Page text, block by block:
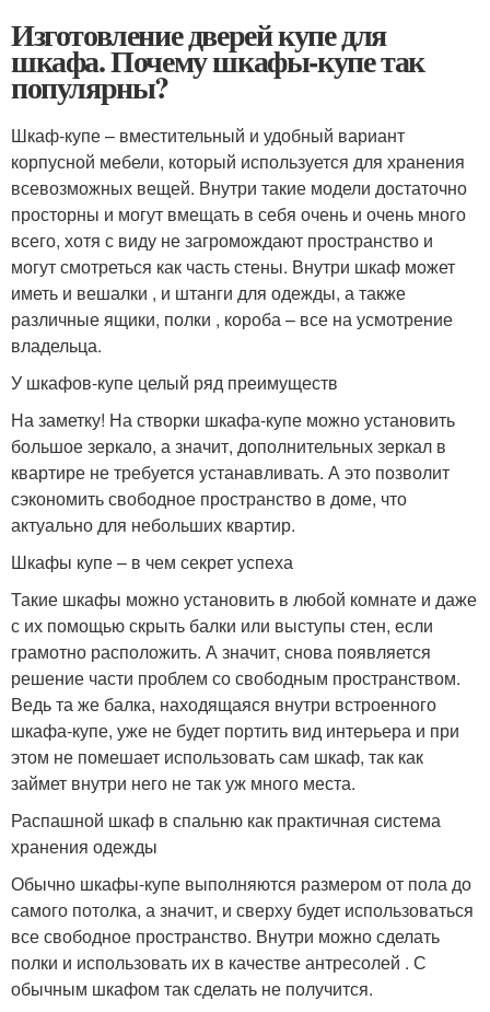
Изготовление дверей купе для
шкафа. Почему шкафы-купе так
популярны?
Шкаф-купе – вместительный и удобный вариант
корпусной мебели, который используется для хранения
всевозможных вещей. Внутри такие модели достаточно
просторны и могут вмещать в себя очень и очень много
всего, хотя с виду не загромождают пространство и
могут смотреться как часть стены. Внутри шкаф может
иметь и вешалки , и штанги для одежды, а также
различные ящики, полки , короба – все на усмотрение
владельца.
У шкафов-купе целый ряд преимуществ
На заметку! На створки шкафа-купе можно установить
большое зеркало, а значит, дополнительных зеркал в
квартире не требуется устанавливать. А это позволит
сэкономить свободное пространство в доме, что
актуально для небольших квартир.
Шкафы купе – в чем секрет успеха
Такие шкафы можно установить в любой комнате и даже
с их помощью скрыть балки или выступы стен, если
грамотно расположить. А значит, снова появляется
решение части проблем со свободным пространством.
Ведь та же балка, находящаяся внутри встроенного
шкафа-купе, уже не будет портить вид интерьера и при
этом не помешает использовать сам шкаф, так как
займет внутри него не так уж много места.
Распашной шкаф в спальню как практичная система
хранения одежды
Обычно шкафы-купе выполняются размером от пола до
самого потолка, а значит, и сверху будет использоваться
все свободное пространство. Внутри можно сделать
полки и использовать их в качестве антресолей . С
обычным шкафом так сделать не получится.